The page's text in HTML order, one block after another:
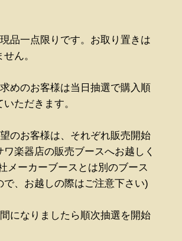
品一点限りです。お取り置きは
ん。
めのお客様は当日抽選で購入順
ただきます。
のお客様は、それぞれ販売開始
ワ楽器店の販売ブースへお越しく
メーカーブースとは別のブース
で、お越しの際はご注意下さい)
になりましたら順次抽選を開始